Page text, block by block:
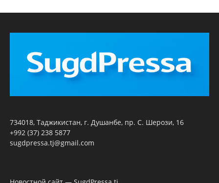
734018, Таджикистан, г. Душанбе, пр. С. Шерози, 16
+992 (37) 238 5877
sugdpressa.tj@gmail.com